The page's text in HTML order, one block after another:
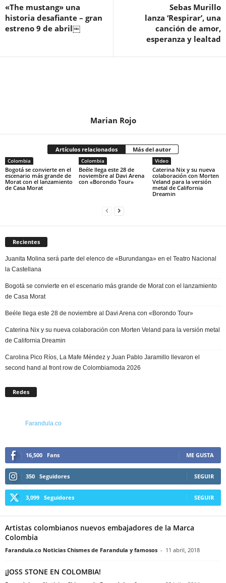
«The mustang» una
historia desafiante – gran
estreno 9 de abril￼
Sebas Murillo
lanza ‘Respirar’, una
canción de amor,
esperanza y lealtad
Marian Rojo
Artículos relacionados Más del autor
Colombia
Bogotá se convierte en el
escenario más grande de
Morat con el lanzamiento
de Casa Morat
Colombia
Beéle llega este 28 de
noviembre al Davi Arena
con «Borondo Tour»
Video
Caterina Nix y su nueva
colaboración con Morten
Veland para la versión
metal de California
Dreamin
Recientes
Juanita Molina será parte del elenco de «Burundanga» en el Teatro Nacional
la Castellana
Bogotá se convierte en el escenario más grande de Morat con el lanzamiento
de Casa Morat
Beéle llega este 28 de noviembre al Davi Arena con «Borondo Tour»
Caterina Nix y su nueva colaboración con Morten Veland para la versión metal
de California Dreamin
Carolina Pico Ríos, La Mafe Méndez y Juan Pablo Jaramillo llevaron el
second hand al front row de Colombiamoda 2026
Redes
Farandula.co
16,500 Fans ME GUSTA
350 Seguidores SEGUIR
3,099 Seguidores SEGUIR
Artistas colombianos nuevos embajadores de la Marca
Colombia
Farandula.co Noticias Chismes de Farandula y famosos - 11 abril, 2018
¡JOSS STONE EN COLOMBIA!